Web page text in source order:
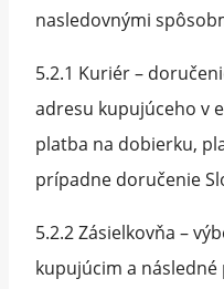
nasledovnými
5.2.1 Kuriér –
adresu kupujúceho v
platba na dobierku,
prípadne doručenie
5.2.2 Zásielkovňa –
kupujúcim a